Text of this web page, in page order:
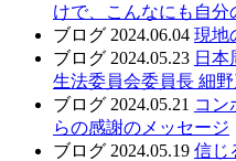
けで、こんなにも自
ブログ 2024.06.04 現地
ブログ 2024.05.23 日本
生法委員会委員長 細
ブログ 2024.05.21 コン
らの感謝のメッセージ
ブログ 2024.05.19 信じ